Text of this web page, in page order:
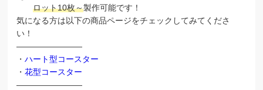
ロット10枚～製作可能です！
気になる方は以下の商品ページをチェックしてみてくださ
い！
————————
・ハート型コースター
・花型コースター
————————